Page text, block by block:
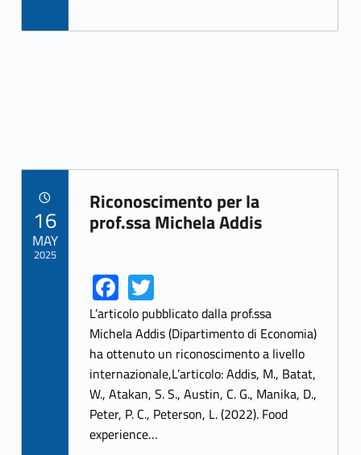
Link identifier archive #link-archive-18504
Riconoscimento per la
prof.ssa Michela Addis
Link identifier share facebook archive #share-link-archive-33033Fa
ce
b
o
o
k
Link identifier share twitter archive #share-link-archive-72463T
w
itt
er
L’articolo pubblicato dalla prof.ssa
Michela Addis (Dipartimento di Economia)
ha ottenuto un riconoscimento a livello
internazionale,L’articolo: Addis, M., Batat,
W., Atakan, S. S., Austin, C. G., Manika, D.,
Peter, P. C., Peterson, L. (2022). Food
experience…
16
MAY
2025